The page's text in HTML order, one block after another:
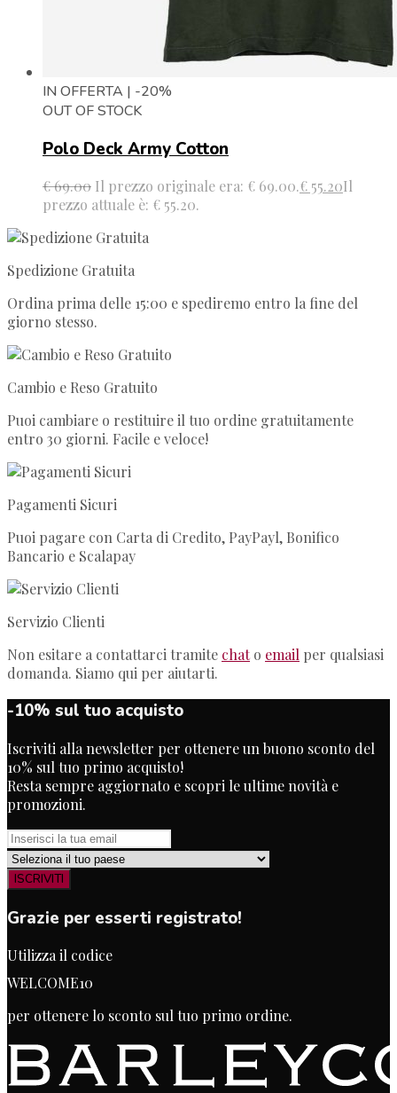
IN OFFERTA | -20%
OUT OF STOCK
Polo Deck Army Cotton
€69.00 Il prezzo originale era: € 69.00.€ 55.20Il
prezzo attuale è: € 55.20.
Spedizione Gratuita
Ordina prima delle 15:00 e spediremo entro la fine del
giorno stesso.
Cambio e Reso Gratuito
Puoi cambiare o restituire il tuo ordine gratuitamente
entro 30 giorni. Facile e veloce!
Pagamenti Sicuri
Puoi pagare con Carta di Credito, PayPayl, Bonifico
Bancario e Scalapay
Servizio Clienti
Non esitare a contattarci tramite chato email per qualsiasi
domanda. Siamo qui per aiutarti.
-10% sul tuo acquisto
Iscriviti alla newsletter per ottenere un buono sconto del
10% sul tuo primo acquisto!
Resta sempre aggiornato e scopri le ultime novità e
promozioni.
ISCRIVITI
Grazie per esserti registrato!
Utilizza il codice
WELCOME10
per ottenere lo sconto sul tuo primo ordine.